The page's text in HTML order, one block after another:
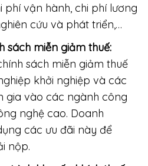
vận hành, chi phí lương
cứu và phát triển,…
sách miễn giảm thuế:
sách miễn giảm thuế
khởi nghiệp và các
gia vào các ngành công
nghệ cao. Doanh
các ưu đãi này để
nộp.